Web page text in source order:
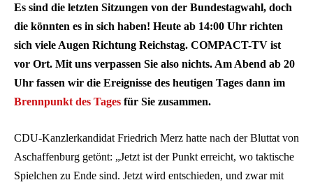
Es sind die letzten Sitzungen von der Bundestagwahl, doch
die könnten es in sich haben! Heute ab 14:00 Uhr richten
sich viele Augen Richtung Reichstag. COMPACT-TV ist
vor Ort. Mit uns verpassen Sie also nichts. Am Abend ab 20
Uhr fassen wir die Ereignisse des heutigen Tages dann im
Brennpunkt des Tages für Sie zusammen.
CDU-Kanzlerkandidat Friedrich Merz hatte nach der Bluttat von
Aschaffenburg getönt: „Jetzt ist der Punkt erreicht, wo taktische
Spielchen zu Ende sind. Jetzt wird entschieden, und zwar mit